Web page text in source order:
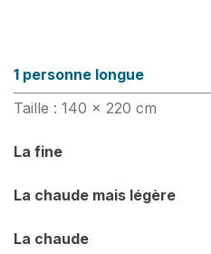
1 personne longue
Taille : 140 x 220 cm
La fine
La chaude mais légère
La chaude